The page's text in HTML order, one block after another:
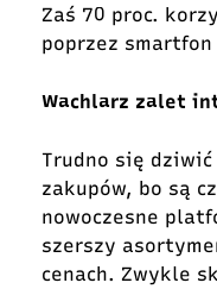
Zaś 70 proc.
poprzez
Wachlarz zalet
Trudno się
zakupów, bo są
nowoczesne
szerszy
cenach. Zwykle